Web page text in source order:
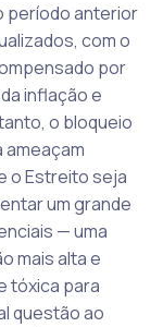
período anterior
com o
por
inflação e
o bloqueio
o Estreito seja
um grande
— uma
mais alta e
tóxica para
questão ao